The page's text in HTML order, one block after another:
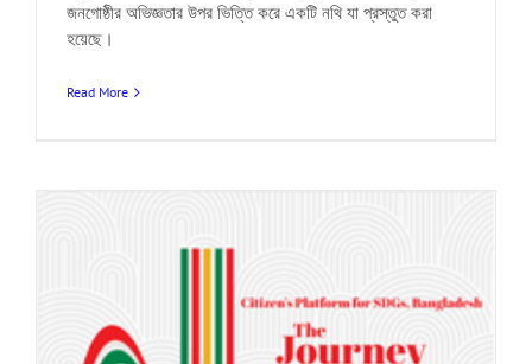
জনগোষ্ঠীর অভিজ্ঞতার উপর ভিত্তি করে একটি নথি যা প্রস্তুত করা
হয়েছে।
Read More